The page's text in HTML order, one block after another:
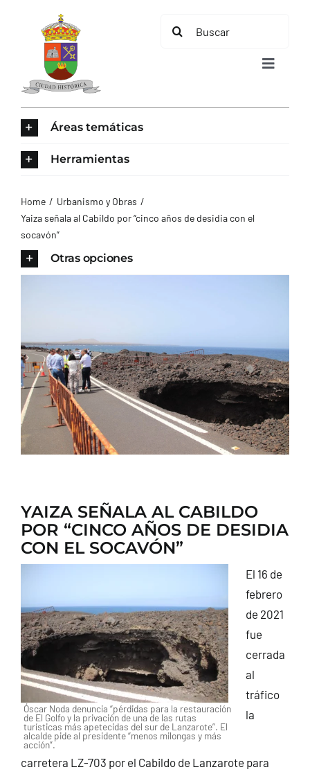
contenido
Buscar:
Toggle
AYUNTAMIENTO
Áreas temáticas
Herramientas
Home
Urbanismo y Obras
Yaiza señala al Cabildo por “cinco años de desidia con el
socavón”
Otras opciones
YAIZA SEÑALA AL CABILDO
POR “CINCO AÑOS DE DESIDIA
CON EL SOCAVÓN”
Óscar Noda denuncia “pérdidas para la restauración
de El Golfo y la privación de una de las rutas
turísticas más apetecidas del sur de Lanzarote”. El
alcalde pide al presidente “menos milongas y más
acción”.
El 16 de
febrero
de 2021
fue
cerrada
al
tráfico
la
carretera LZ-703 por el Cabildo de Lanzarote para